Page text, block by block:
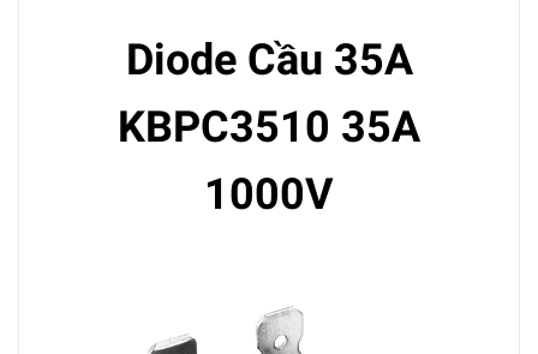
Diode Cầu 35A
KBPC3510 35A
1000V